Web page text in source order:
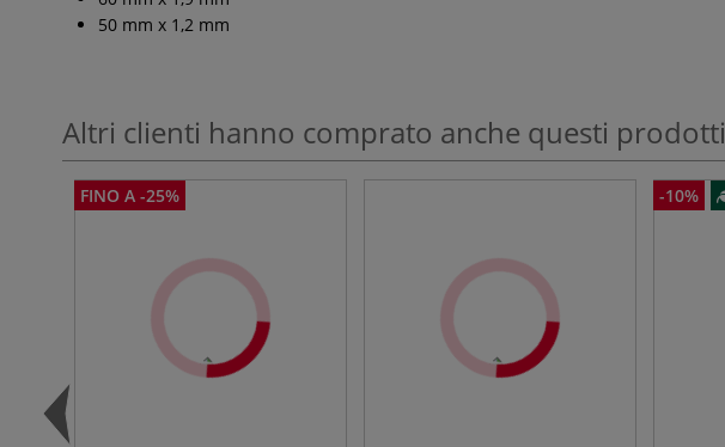
50 mm x 1,2 mm
Altri clienti hanno comprato anche questi prodotti
FINO A -25% -10%